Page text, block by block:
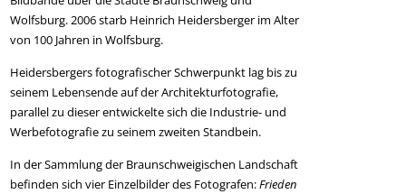
Wolfsburg. 2006 starb Heinrich Heidersberger im Alter
von 100 Jahren in Wolfsburg.
Heidersbergers fotografischer Schwerpunkt lag bis zu
seinem Lebensende auf der Architekturfotografie,
parallel zu dieser entwickelte sich die Industrie- und
Werbefotografie zu seinem zweiten Standbein.
In der Sammlung der Braunschweigischen Landschaft
befinden sich vier Einzelbilder des Fotografen:Frieden